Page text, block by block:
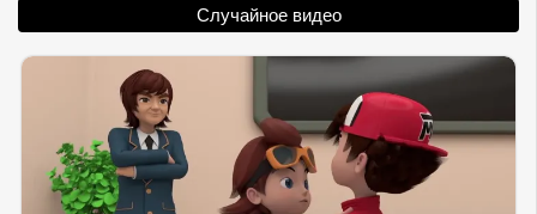
Случайное видео